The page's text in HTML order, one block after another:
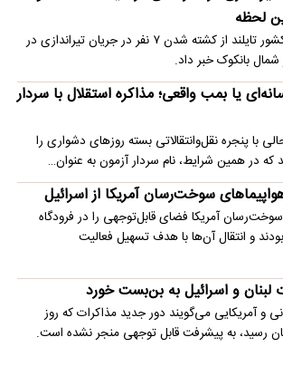
لحظه
معاون وزیر کشور تایلند از کشته شدن ۷ نفر در جریان تیراندازی در
بانکوک خبر داد.
یا بمب واقعی؛ مذاکره استقلال با سردار
با پنجره نقل‌وانتقالاتی بسته روزهای دشواری را
در همین شرایط، نام سردار آزمون به عنوان…
سوخت‌رسان آمریکا از اسرائیل
آمریکا فضای قابل‌توجهی را در فرودگاه
و انتقال آن‌ها با هدف تسهیل فعالیت
لبنان و اسرائیل به بن‌بست خورد
و آمریکایی می‌گویند دور جدید مذاکرات که روز
رسید، به پیشرفت قابل توجهی منجر نشده است.